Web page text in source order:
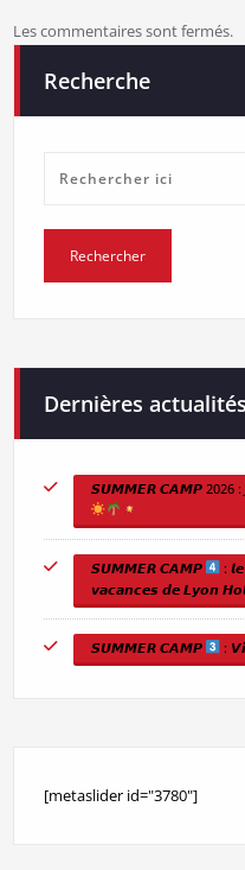
Les commentaires sont fermés.
Recherche
Dernières actualités
𝙎𝙐𝙈𝙈𝙀𝙍 𝘾𝘼𝙈𝙋 2026 :
𝙎𝙐𝙈𝙈𝙀𝙍 𝘾𝘼𝙈𝙋
:
𝙫𝙖𝙘𝙖𝙣𝙘𝙚𝙨 𝙙𝙚 𝙇𝙮𝙤𝙣
𝙎𝙐𝙈𝙈𝙀𝙍 𝘾𝘼𝙈𝙋 :
[metaslider id="3780"]